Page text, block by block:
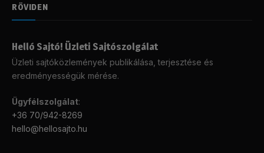
RÖVIDEN
Helló Sajtó! Üzleti Sajtószolgálat
Üzleti sajtóközlemények publikálása, terjesztése és
eredményességük mérése.
Ügyfélszolgálat:
+36 70/942-8269
hello@hellosajto.hu